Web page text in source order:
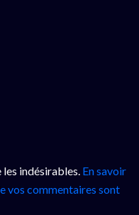
indésirables. En savoir
vos commentaires sont